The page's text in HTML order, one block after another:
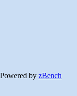
by zBench